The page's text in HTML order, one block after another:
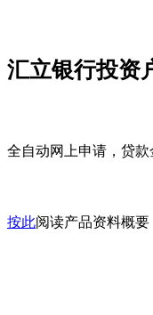
汇立银行投资
全自动网上申请，贷
按此阅读产品资料概要